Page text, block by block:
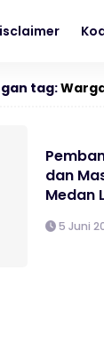
tag:
dan
Medan
5 Juni